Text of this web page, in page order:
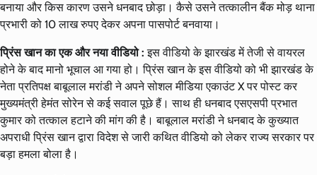
बनाया और किस कारण उसने धनबाद छोड़ा। कैसे उसने तत्कालीन बैंक मोड़ थाना
प्रभारी को 10 लाख रुपए देकर अपना पासपोर्ट बनवाया।
प्रिंस खान का एक और नया वीडियो :इस वीडियो के झारखंड में तेजी से वायरल
होने के बाद मानो भूचाल आ गया हो। प्रिंस खान के इस वीडियो को भी झारखंड के
नेता प्रतिपक्ष बाबूलाल मरांडी ने अपने सोशल मीडिया एकाउंट X पर पोस्ट कर
मुख्यमंत्री हेमंत सोरेन से कई सवाल पूछे हैं। साथ ही धनबाद एसएसपी प्रभात
कुमार को तत्काल हटाने की मांग की है। बाबूलाल मरांडी ने धनबाद के कुख्यात
अपराधी प्रिंस खान द्वारा विदेश से जारी कथित वीडियो को लेकर राज्य सरकार पर
बड़ा हमला बोला है।